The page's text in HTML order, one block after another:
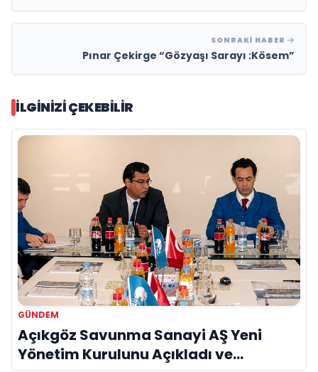
SONRAKI HABER
Pınar Çekirge “Gözyaşı Sarayı :Kösem”
İLGINIZI ÇEKEBILIR
GÜNDEM
Açıkgöz Savunma Sanayi AŞ Yeni
Yönetim Kurulunu Açıkladı ve